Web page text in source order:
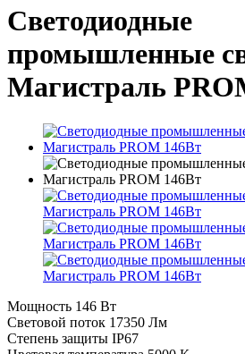
Светодиодные
промышленные
Магистраль
Мощность 146 Вт
Световой поток 17350 Лм
Степень защиты IP67